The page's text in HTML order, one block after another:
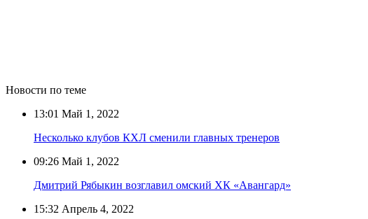
Новости по теме
13:01 Май 1, 2022
Несколько клубов КХЛ сменили главных тренеров
09:26 Май 1, 2022
Дмитрий Рябыкин возглавил омский ХК «Авангард»
15:32 Апрель 4, 2022